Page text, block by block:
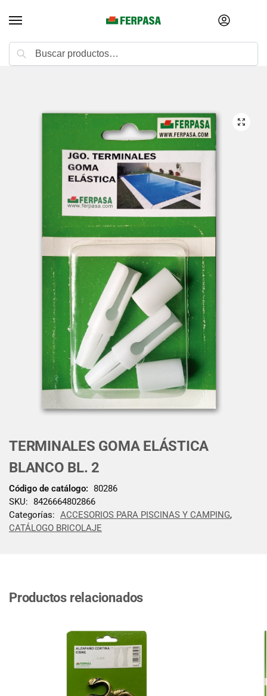
TERMINALES GOMA ELÁSTICA
BLANCO BL. 2
Código de catálogo: 80286
SKU: 8426664802866
Categorías: ACCESORIOS PARA PISCINAS Y CAMPING,
CATÁLOGO BRICOLAJE
Productos relacionados